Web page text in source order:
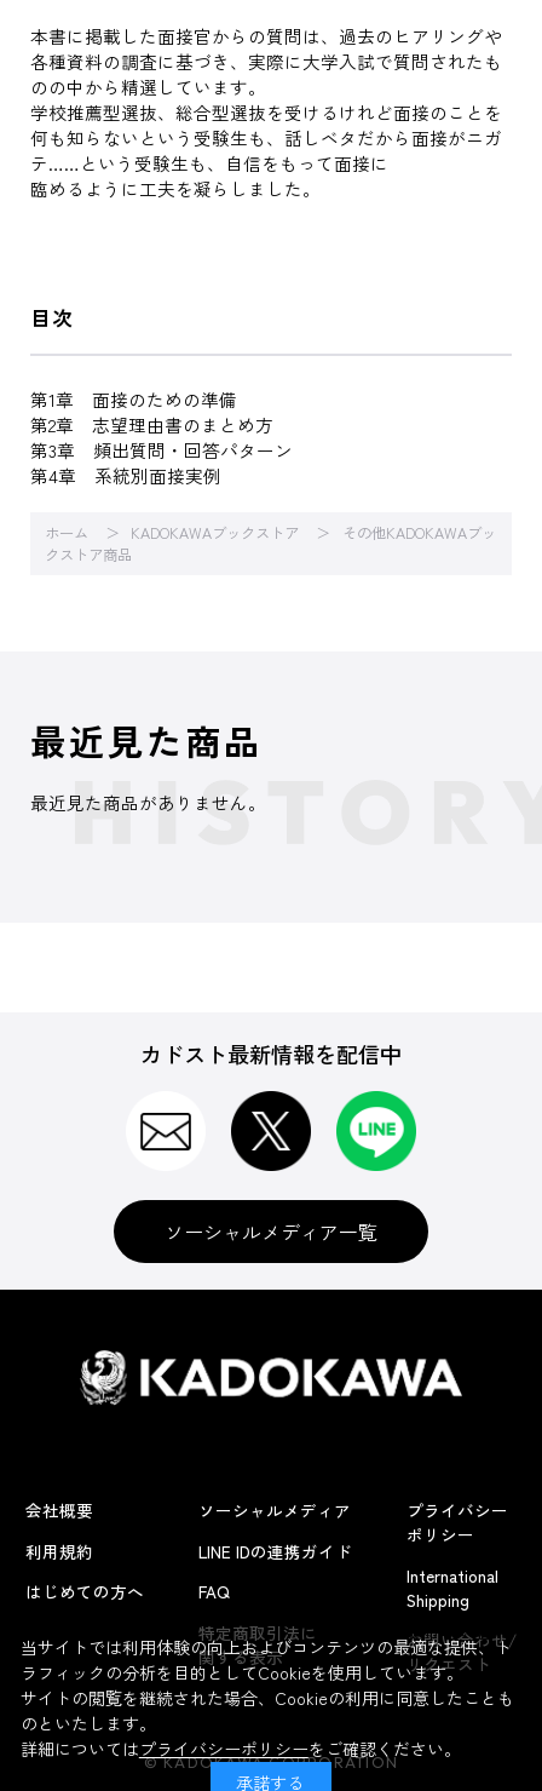
本書に掲載した面接官からの質問は、過去のヒアリングや
各種資料の調査に基づき、実際に大学入試で質問されたも
のの中から精選しています。
学校推薦型選抜、総合型選抜を受けるけれど面接のことを
何も知らないという受験生も、話しベタだから面接がニガ
テ……という受験生も、自信をもって面接に
臨めるように工夫を凝らしました。
目次
第1章 面接のための準備
第2章 志望理由書のまとめ方
第3章 頻出質問・回答パターン
第4章 系統別面接実例
ホーム KADOKAWAブックストア
その他KADOKAWAブッ
クストア商品
よくあるお問い合わせ
最近見た商品
最近見た商品がありません。
カドスト最新情報を配信中
ソーシャルメディア一覧
会社概要
利用規約
はじめての方へ
ソーシャルメディア
LINE IDの連携ガイド
FAQ
特定商取引法に
関する表示
プライバシー
ポリシー
International
Shipping
お問い合わせ/
リクエスト
© KADOKAWA CORPORATION
当サイトでは利用体験の向上およびコンテンツの最適な提供、ト
ラフィックの分析を目的としてCookieを使用しています。
サイトの閲覧を継続された場合、Cookieの利用に同意したことも
のといたします。
詳細についてはプライバシーポリシーをご確認ください。
承諾する